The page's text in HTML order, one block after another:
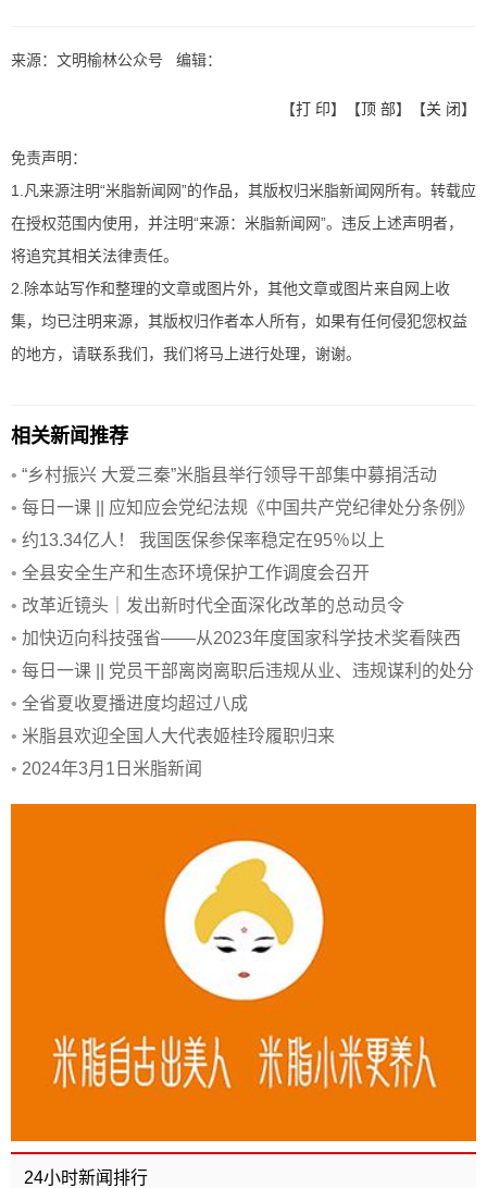
来源：文明榆林公众号 编辑：
【打 印】【顶 部】【关 闭】
免责声明：
1.凡来源注明“米脂新闻网”的作品，其版权归米脂新闻网所有。转载应
在授权范围内使用，并注明“来源：米脂新闻网”。违反上述声明者，
将追究其相关法律责任。
2.除本站写作和整理的文章或图片外，其他文章或图片来自网上收
集，均已注明来源，其版权归作者本人所有，如果有任何侵犯您权益
的地方，请联系我们，我们将马上进行处理，谢谢。
相关新闻推荐
• “乡村振兴 大爱三秦”米脂县举行领导干部集中募捐活动
• 每日一课 || 应知应会党纪法规《中国共产党纪律处分条例》
• 约13.34亿人！ 我国医保参保率稳定在95％以上
• 全县安全生产和生态环境保护工作调度会召开
• 改革近镜头｜发出新时代全面深化改革的总动员令
• 加快迈向科技强省——从2023年度国家科学技术奖看陕西
创新亮点
• 每日一课 || 党员干部离岗离职后违规从业、违规谋利的处分
规定
• 全省夏收夏播进度均超过八成
• 米脂县欢迎全国人大代表姬桂玲履职归来
• 2024年3月1日米脂新闻
24小时新闻排行